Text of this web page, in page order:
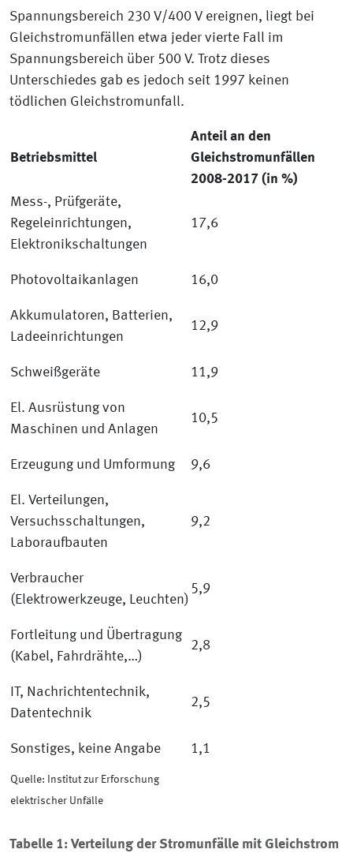
Spannungsbereich 230 V/400 V ereignen, liegt bei
Gleichstromunfällen etwa jeder vierte Fall im
Spannungsbereich über 500 V. Trotz dieses
Unterschiedes gab es jedoch seit 1997 keinen
tödlichen Gleichstromunfall.
Tabelle 1: Verteilung der Stromunfälle mit Gleichstrom
Betriebsmittel
Anteil an den
Gleichstromunfällen
2008-2017 (in %)
Mess-, Prüfgeräte,
Regeleinrichtungen,
Elektronikschaltungen
17,6
Photovoltaikanlagen 16,0
Akkumulatoren, Batterien,
Ladeeinrichtungen
12,9
Schweißgeräte 11,9
El. Ausrüstung von
Maschinen und Anlagen
10,5
Erzeugung und Umformung 9,6
El. Verteilungen,
Versuchsschaltungen,
Laboraufbauten
9,2
Verbraucher
(Elektrowerkzeuge, Leuchten)
5,9
Fortleitung und Übertragung
(Kabel, Fahrdrähte,…)
2,8
IT, Nachrichtentechnik,
Datentechnik
2,5
Sonstiges, keine Angabe 1,1
Quelle: Institut zur Erforschung
elektrischer Unfälle